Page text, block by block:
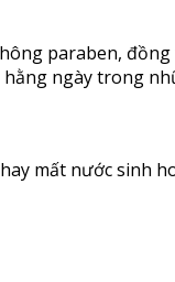
paraben,
hằng ngày trong
mất nước sinh